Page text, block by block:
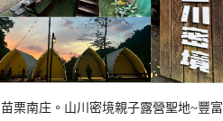
苗栗南庄。山川密境親子露營聖地~豐富